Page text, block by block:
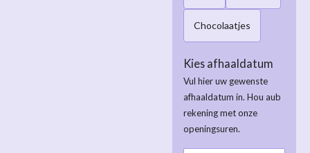
Chocolaatjes
Kies afhaaldatum
Vul hier uw gewenste
afhaaldatum in. Hou aub
rekening met onze
openingsuren.